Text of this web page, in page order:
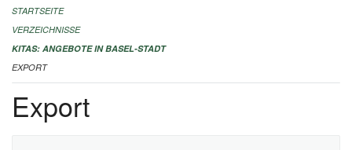
ALLGEMEINE INFORMATIONEN
IMPRESSUM
STARTSEITE
VERZEICHNISSE
KITAS: ANGEBOTE IN BASEL-STADT
EXPORT
Export